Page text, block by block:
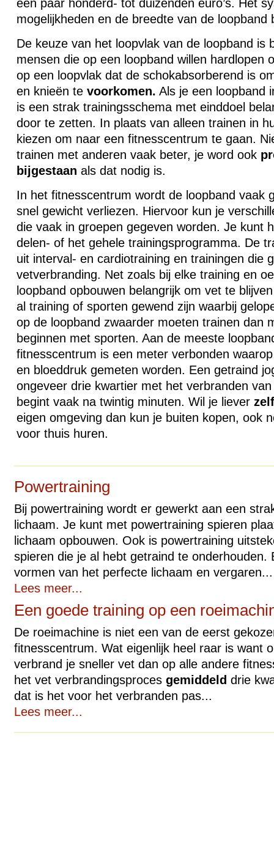
een paar honderd- tot duizenden euro’s. Het
mogelijkheden en de breedte van de loopband
De keuze van het loopvlak van de loopband is
mensen die op een loopband willen hardlopen
op een loopvlak dat de schokabsorberend is
en knieën te voorkomen. Als je een loopband
is een strak trainingsschema met einddoel
door te zetten. In plaats van alleen trainen in
kiezen om naar een fitnesscentrum te gaan.
trainen met anderen vaak beter, je word ook
bijgestaan als dat nodig is.
In het fitnesscentrum wordt de loopband vaak
snel gewicht verliezen. Hiervoor kun je
die vaak in groepen gegeven worden. Je kunt
delen- of het gehele trainingsprogramma. De
uit interval- en cardiotraining en trainingen die
vetverbranding. Net zoals bij elke training en
loopband opbouwen belangrijk om vet te
al training of sporten gewend zijn waarbij
op de loopband zwaarder moeten trainen dan
beginnen met sporten. Aan de meeste
fitnesscentrum is een meter verbonden
en bloeddruk gemeten worden. Een getraind
ongeveer drie kwartier met het verbranden
begint vaak na twintig minuten. Wil je liever
eigen omgeving dan kun je buiten kopen, ook
voor thuis huren.
Powertraining
Bij powertraining wordt er gewerkt aan een
lichaam. Je kunt met powertraining spieren
lichaam opbouwen. Ook is powertraining
spieren die je al hebt getraind te onderhouden.
vormen van het perfecte lichaam en vergaren...
Lees meer...
Een goede training op een
De roeimachine is niet een van de eerst
fitnesscentrum. Wat eigenlijk heel raar is want
verbrand je sneller vet dan op alle andere
het vet verbrandingsproces gemiddeld drie
dat is het voor het verbranden pas...
Lees meer...